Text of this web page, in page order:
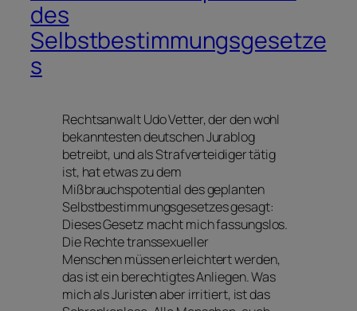
des
Selbstbestimmungsgesetze
s
Rechtsanwalt Udo Vetter, der den wohl
bekanntesten deutschen Jurablog
betreibt, und als Strafverteidiger tätig
ist, hat etwas zu dem
Mißbrauchspotential des geplanten
Selbstbestimmungsgesetzes gesagt:
Dieses Gesetz macht mich fassungslos.
Die Rechte transsexueller
Menschen müssen erleichtert werden,
das ist ein berechtigtes Anliegen. Was
mich als Juristen aber irritiert, ist das